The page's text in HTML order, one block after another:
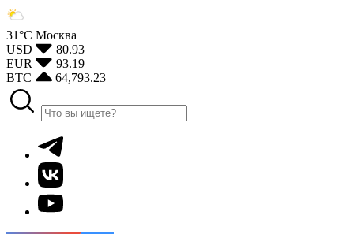
31°С Москва
USD
80.93
EUR
93.19
BTC
64,793.23